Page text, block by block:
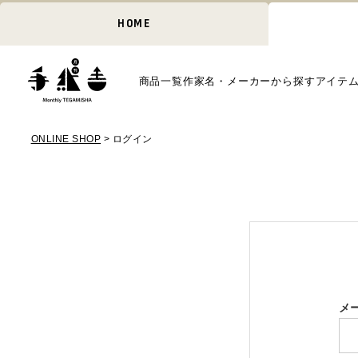
HOME
商品一覧作家名・メーカーから探す アイテ
ONLINE SHOP ログイン
メ